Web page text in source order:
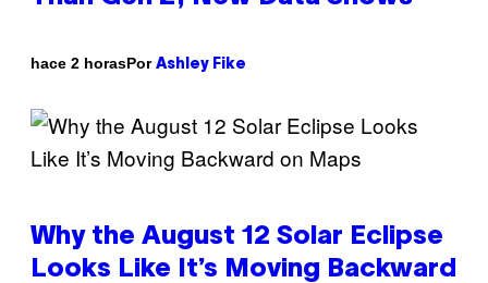
hace 2 horasPor Ashley Fike
Why the August 12 Solar Eclipse
Looks Like It’s Moving Backward